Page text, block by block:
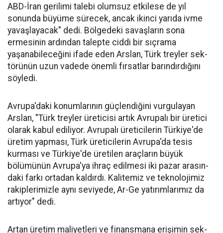
ABD-İran geri­limi talebi olumsuz etkilese de yıl
sonunda büyüme sürecek, ancak ikinci yarıda ivme
yavaşlayacak" dedi. Bölgedeki savaşların sona
ermesinin ardından talepte ciddi bir sıçrama
yaşanabileceğini ifa­de eden Arslan, Türk treyler sek­
törünün uzun vadede önemli fır­satlar barındırdığını
söyledi.
Avrupa'daki konumlarının güçlendiğini vurgulayan
Arslan, "Türk treyler üreticisi artık Avru­palı bir üretici
ola­rak kabul ediliyor. Avrupalı üreticile­rin Türkiye'de
üre­tim yapması, Türk üreticilerin Avru­pa'da tesis
kurması ve Türkiye'de üreti­len araçların büyük
bölümünün Avru­pa'ya ihraç edilme­si iki pazar arasın­
daki farkı ortadan kaldırdı. Kalitemiz ve teknolojimiz
ra­kiplerimizle aynı seviyede, Ar-Ge ya­tırımlarımız da
ar­tıyor" dedi.
Artan üretim ma­liyetleri ve finans­mana erişimin sek­